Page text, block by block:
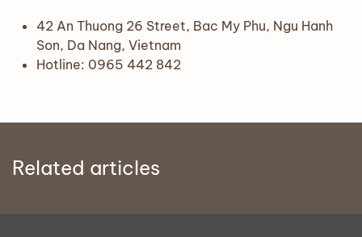
42 An Thuong 26 Street, Bac My Phu, Ngu Hanh
Son, Da Nang, Vietnam
Hotline: 0965 442 842
Related articles